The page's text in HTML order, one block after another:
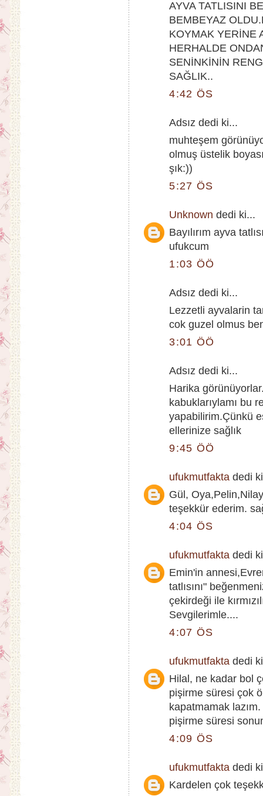
AYVA TATLISINI
BEMBEYAZ
KOYMAK YERİNE
HERHALDE
SENİNKİNİN
SAĞLIK..
4:42 ÖS
Adsız dedi ki...
muhteşem
olmuş üstelik
şık:))
5:27 ÖS
Unknown dedi ki...
Bayılırım ayva
ufukcum
1:03 ÖÖ
Adsız dedi ki...
Lezzetli ayvalarin
cok guzel olmus
3:01 ÖÖ
Adsız dedi ki...
Harika
kabuklarıylamı bu
yapabilirim.Çünkü
ellerinize sağlık
9:45 ÖÖ
ufukmutfakta dedi
Gül,
teşekkür ederim.
4:04 ÖS
ufukmutfakta dedi
Emin'in
tatlısını"
çekirdeği ile
Sevgilerimle....
4:07 ÖS
ufukmutfakta dedi
Hilal, ne kadar bol
pişirme süresi çok
kapatmamak
pişirme süresi
4:09 ÖS
ufukmutfakta dedi
Kardelen çok